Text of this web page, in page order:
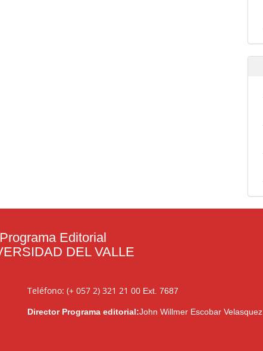
Programa Editorial
DEL VALLE
Teléfono: (+ 057 2) 321 21 00Ext. 7687
Director Programa editorial:John Willmer Escobar Velasquez